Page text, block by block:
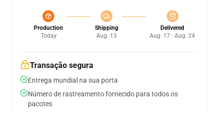
Production
Today
Shipping
Aug. 13
Delivered
Aug. 17 - Aug. 24
Transação segura
Entrega mundial na sua porta
Número de rastreamento fornecido para todos os
pacotes